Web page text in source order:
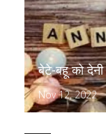
बेटे-बहू को
Nov 12, 2022